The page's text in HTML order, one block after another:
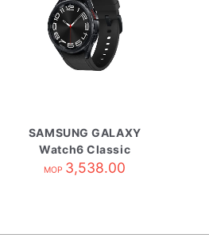
SAMSUNG GALAXY
Watch6 Classic
43mm 黑/R950
MOP 3,538.00